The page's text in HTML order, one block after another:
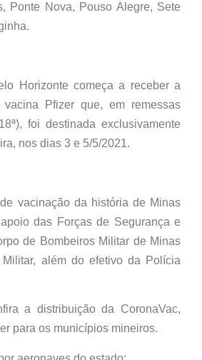
Ponte Nova, Pouso Alegre, Sete
Horizonte começa a receber a
Pfizer que, em remessas
foi destinada exclusivamente
nos dias 3 e 5/5/2021.
vacinação da história de Minas
das Forças de Segurança e
de Bombeiros Militar de Minas
além do efetivo da Polícia
a distribuição da CoronaVac,
para os municípios mineiros.